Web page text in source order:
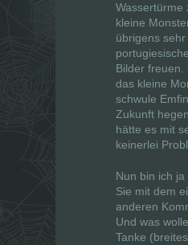
Wassertürme
kleine
übrigens
Bilder freuen.
das kleine
schwule
Zukunft
hätte es mit
keinerlei
Nun bin ich
Sie mit dem
anderen
Und was
Tanke